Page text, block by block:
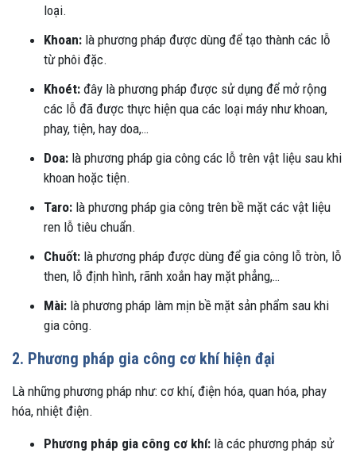
loại.
Khoan: là phương pháp được dùng để tạo thành các lỗ
từ phôi đặc.
Khoét: đây là phương pháp được sử dụng để mở rộng
các lỗ đã được thực hiện qua các loại máy như khoan,
phay, tiện, hay doa,…
Doa: là phương pháp gia công các lỗ trên vật liệu sau khi
khoan hoặc tiện.
Taro: là phương pháp gia công trên bề mặt các vật liệu
ren lỗ tiêu chuẩn.
Chuốt: là phương pháp được dùng để gia công lỗ tròn, lỗ
then, lỗ định hình, rãnh xoắn hay mặt phẳng,…
Mài: là phương pháp làm mịn bề mặt sản phẩm sau khi
gia công.
2. Phương pháp gia công cơ khí hiện đại
Là những phương pháp như: cơ khí, điện hóa, quan hóa, phay
hóa, nhiệt điện.
Phương pháp gia công cơ khí: là các phương pháp sử